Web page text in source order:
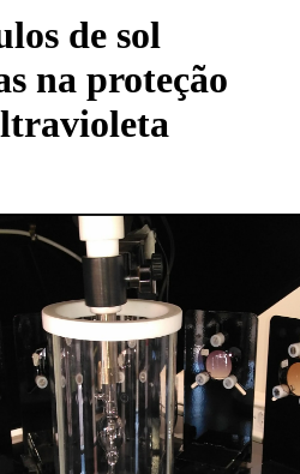
de sol
na proteção